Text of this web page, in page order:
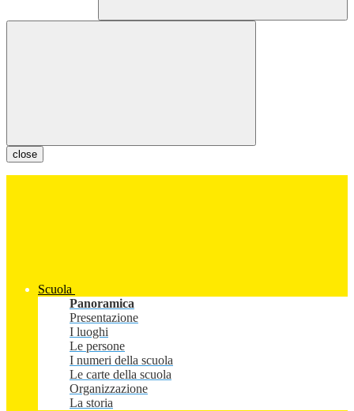
close
Scuola
Panoramica
Presentazione
I luoghi
Le persone
I numeri della scuola
Le carte della scuola
Organizzazione
La storia